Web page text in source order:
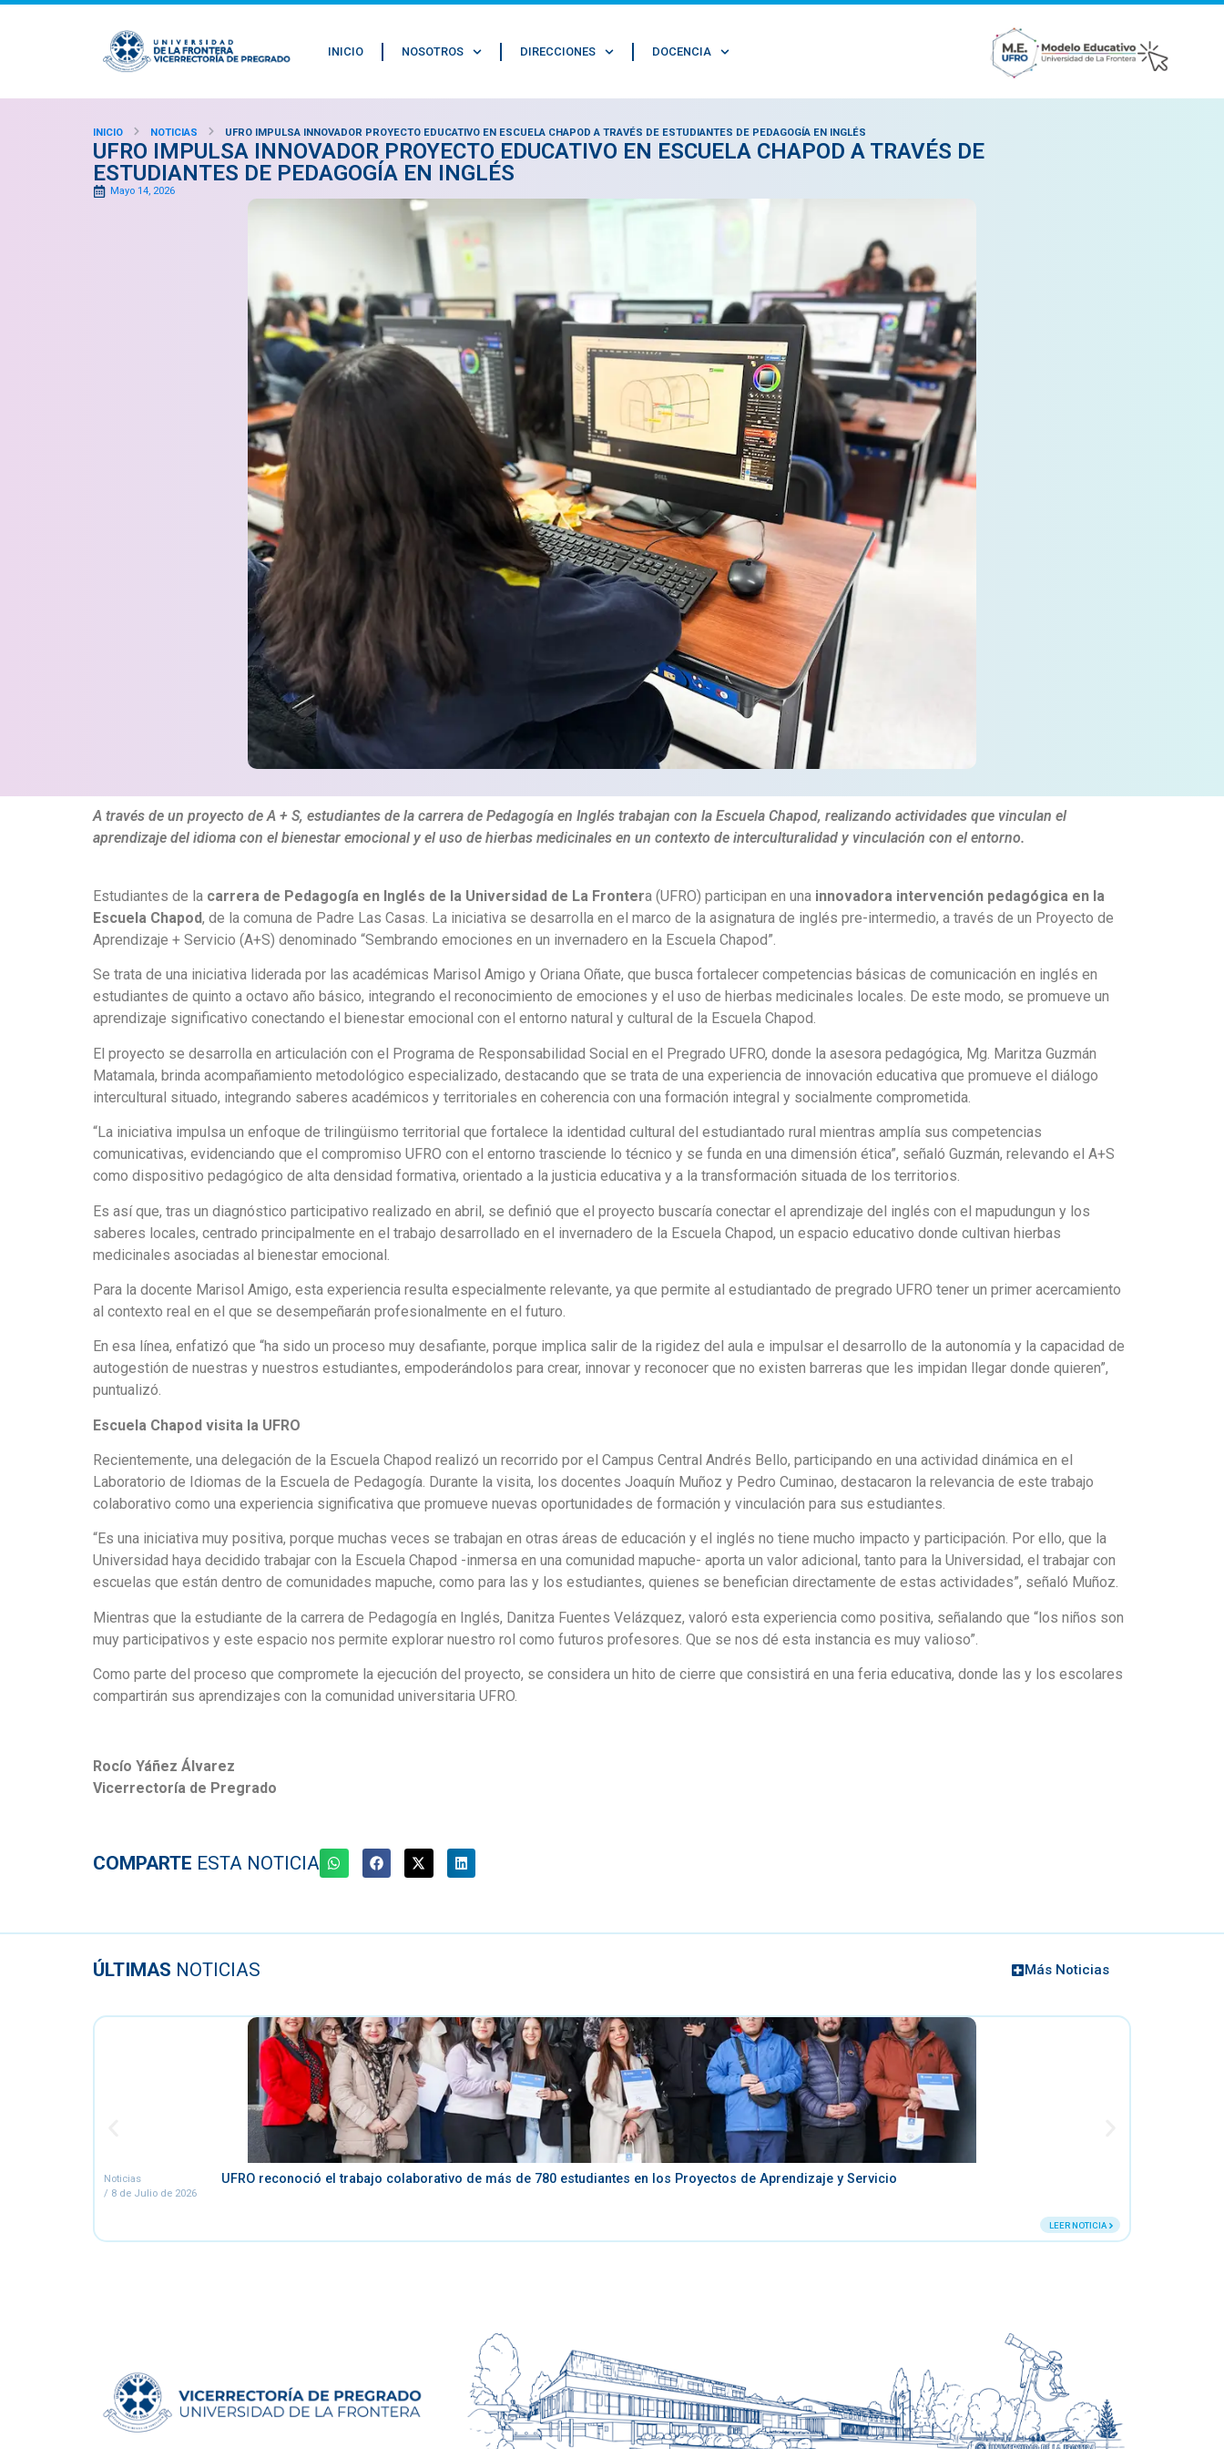
INICIO NOSOTROS DIRECCIONES DOCENCIA
INICIO NOTICIAS UFRO IMPULSA INNOVADOR PROYECTO EDUCATIVO EN ESCUELA CHAPOD A TRAVÉS DE ESTUDIANTES DE PEDAGOGÍA EN INGLÉS
UFRO IMPULSA INNOVADOR PROYECTO EDUCATIVO EN ESCUELA CHAPOD A TRAVÉS DE
ESTUDIANTES DE PEDAGOGÍA EN INGLÉS
Mayo 14, 2026
A través de un proyecto de A + S, estudiantes de la carrera de Pedagogía en Inglés trabajan con la Escuela Chapod, realizando actividades que vinculan el
aprendizaje del idioma con el bienestar emocional y el uso de hierbas medicinales en un contexto de interculturalidad y vinculación con el entorno.
Estudiantes de la carrera de Pedagogía en Inglés de la Universidad de La Frontera (UFRO) participan en una innovadora intervención pedagógica en la
Escuela Chapod, de la comuna de Padre Las Casas. La iniciativa se desarrolla en el marco de la asignatura de inglés pre-intermedio, a través de un Proyecto de
Aprendizaje + Servicio (A+S) denominado “Sembrando emociones en un invernadero en la Escuela Chapod”.
Se trata de una iniciativa liderada por las académicas Marisol Amigo y Oriana Oñate, que busca fortalecer competencias básicas de comunicación en inglés en
estudiantes de quinto a octavo año básico, integrando el reconocimiento de emociones y el uso de hierbas medicinales locales. De este modo, se promueve un
aprendizaje significativo conectando el bienestar emocional con el entorno natural y cultural de la Escuela Chapod.
El proyecto se desarrolla en articulación con el Programa de Responsabilidad Social en el Pregrado UFRO, donde la asesora pedagógica, Mg. Maritza Guzmán
Matamala, brinda acompañamiento metodológico especializado, destacando que se trata de una experiencia de innovación educativa que promueve el diálogo
intercultural situado, integrando saberes académicos y territoriales en coherencia con una formación integral y socialmente comprometida.
“La iniciativa impulsa un enfoque de trilingüismo territorial que fortalece la identidad cultural del estudiantado rural mientras amplía sus competencias
comunicativas, evidenciando que el compromiso UFRO con el entorno trasciende lo técnico y se funda en una dimensión ética”, señaló Guzmán, relevando el A+S
como dispositivo pedagógico de alta densidad formativa, orientado a la justicia educativa y a la transformación situada de los territorios.
Es así que, tras un diagnóstico participativo realizado en abril, se definió que el proyecto buscaría conectar el aprendizaje del inglés con el mapudungun y los
saberes locales, centrado principalmente en el trabajo desarrollado en el invernadero de la Escuela Chapod, un espacio educativo donde cultivan hierbas
medicinales asociadas al bienestar emocional.
Para la docente Marisol Amigo, esta experiencia resulta especialmente relevante, ya que permite al estudiantado de pregrado UFRO tener un primer acercamiento
al contexto real en el que se desempeñarán profesionalmente en el futuro.
En esa línea, enfatizó que “ha sido un proceso muy desafiante, porque implica salir de la rigidez del aula e impulsar el desarrollo de la autonomía y la capacidad de
autogestión de nuestras y nuestros estudiantes, empoderándolos para crear, innovar y reconocer que no existen barreras que les impidan llegar donde quieren”,
puntualizó.
Escuela Chapod visita la UFRO
Recientemente, una delegación de la Escuela Chapod realizó un recorrido por el Campus Central Andrés Bello, participando en una actividad dinámica en el
Laboratorio de Idiomas de la Escuela de Pedagogía. Durante la visita, los docentes Joaquín Muñoz y Pedro Cuminao, destacaron la relevancia de este trabajo
colaborativo como una experiencia significativa que promueve nuevas oportunidades de formación y vinculación para sus estudiantes.
“Es una iniciativa muy positiva, porque muchas veces se trabajan en otras áreas de educación y el inglés no tiene mucho impacto y participación. Por ello, que la
Universidad haya decidido trabajar con la Escuela Chapod -inmersa en una comunidad mapuche- aporta un valor adicional, tanto para la Universidad, el trabajar con
escuelas que están dentro de comunidades mapuche, como para las y los estudiantes, quienes se benefician directamente de estas actividades”, señaló Muñoz.
Mientras que la estudiante de la carrera de Pedagogía en Inglés, Danitza Fuentes Velázquez, valoró esta experiencia como positiva, señalando que “los niños son
muy participativos y este espacio nos permite explorar nuestro rol como futuros profesores. Que se nos dé esta instancia es muy valioso”.
Como parte del proceso que compromete la ejecución del proyecto, se considera un hito de cierre que consistirá en una feria educativa, donde las y los escolares
compartirán sus aprendizajes con la comunidad universitaria UFRO.
Rocío Yáñez Álvarez
Vicerrectoría de Pregrado
COMPARTE ESTA NOTICIA
ÚLTIMAS NOTICIAS Más Noticias
Noticias
/ 8 de Julio de 2026
UFRO reconoció el trabajo colaborativo de más de 780 estudiantes en los Proyectos de Aprendizaje y Servicio
LEER NOTICIA